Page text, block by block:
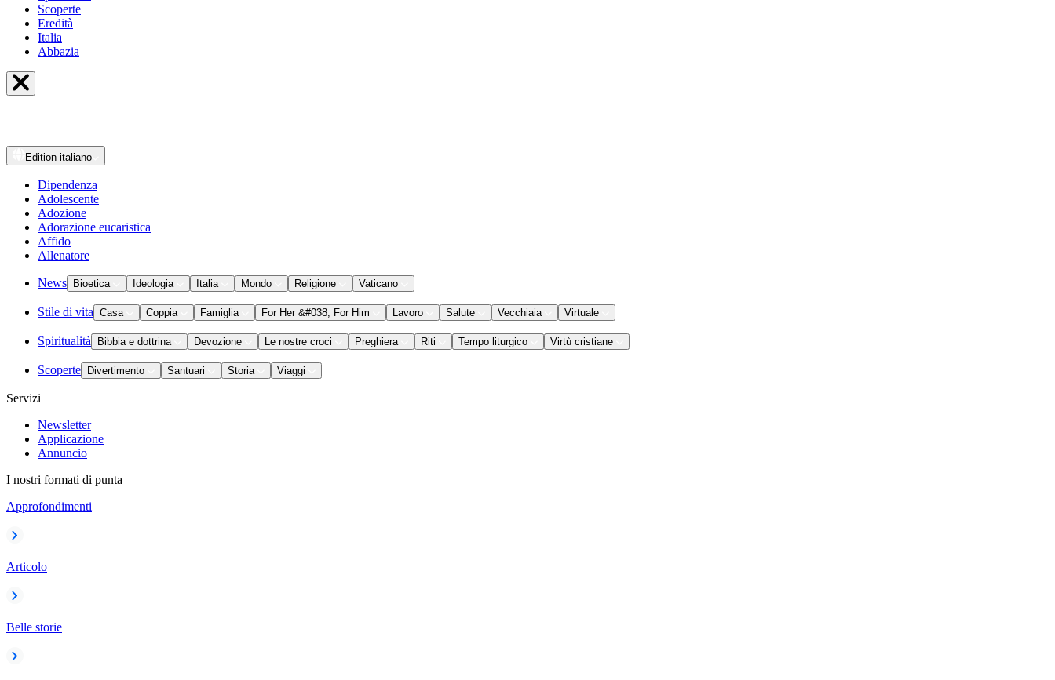
Scoperte
Eredità
Italia
Abbazia
Edition italiano
Dipendenza
Adolescente
Adozione
Adorazione eucaristica
Affido
Allenatore
News Bioetica Ideologia Italia Mondo Religione Vaticano
Stile di vita Casa Coppia Famiglia For Her &#038; For Him Lavoro Salute Vecchiaia Virtuale
Spiritualità Bibbia e dottrina Devozione Le nostre croci Preghiera Riti Tempo liturgico Virtù cristiane
Scoperte Divertimento Santuari Storia Viaggi
Servizi
Newsletter
Applicazione
Annuncio
I nostri formati di punta
Approfondimenti
Articolo
Belle storie